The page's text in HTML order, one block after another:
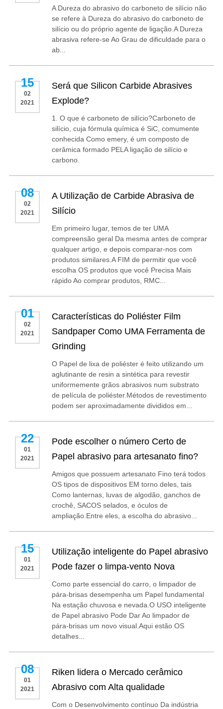
A Dureza do abrasivo do carboneto de silício não
se refere à Dureza do abrasivo do carboneto de
silício ou do próprio agente de ligação.A Dureza
abrasiva refere-se Ao Grau de dificuldade para o
ab...
15
02
2021
Será que Silicon Carbide Abrasives
Explode?
1. O que é carboneto de silício?Carboneto de
silício, cuja fórmula química é SiC, comumente
conhecida Como emery, é um composto de
cerâmica formado PELA ligação de silício e
carbono.
08
02
2021
A Utilização de Carbide Abrasiva de
Silício
Em primeiro lugar, temos de ter UMA
compreensão geral Da mesma antes de comprar
qualquer artigo, e depois comparar-nos com
produtos similares.A FIM de permitir que você
escolha OS produtos que você Precisa Mais
rápido Ao comprar produtos, RMC...
01
02
2021
Características do Poliéster Film
Sandpaper Como UMA Ferramenta de
Grinding
O Papel de lixa de poliéster é feito utilizando um
aglutinante de resin a sintética para revestir
uniformemente grãos abrasivos num substrato
de película de poliéster.Métodos de revestimento
podem ser aproximadamente divididos em...
22
01
2021
Pode escolher o número Certo de
Papel abrasivo para artesanato fino?
Amigos que possuem artesanato Fino terá todos
OS tipos de dispositivos EM torno deles, tais
Como lanternas, luvas de algodão, ganchos de
crochê, SACOS selados, e óculos de
ampliação.Entre eles, a escolha do abrasivo...
15
01
2021
Utilização inteligente do Papel abrasivo
Pode fazer o limpa-vento Nova
Como parte essencial do carro, o limpador de
pára-brisas desempenha um Papel fundamental
Na estação chuvosa e nevada.O USO inteligente
de Papel abrasivo Pode Dar Ao limpador de
pára-brisas um novo visual.Aqui estão OS
detalhes...
08
01
2021
Riken lidera o Mercado cerâmico
Abrasivo com Alta qualidade
Com o Desenvolvimento contínuo Da indústria